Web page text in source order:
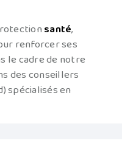
santé,
renforcer ses
le cadre de notre
des conseillers
spécialisés en